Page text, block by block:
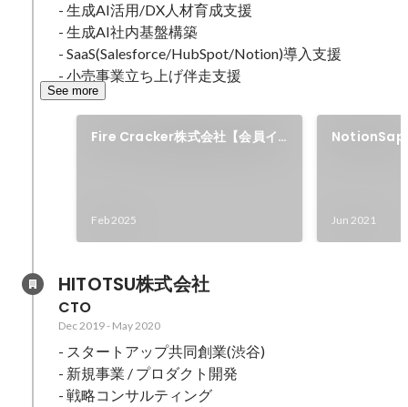
- 生成AI活用/DX人材育成支援
- 生成AI社内基盤構築
- SaaS(Salesforce/HubSpot/Notion)導入支援
- 小売事業立ち上げ伴走支援
See more
Fire Cracker株式会社【会員イ
Feb 2025 Jun 2021
HITOTSU株式会社
CTO
Dec 2019- May 2020
- スタートアップ共同創業(渋谷)
- 新規事業 / プロダクト開発
- 戦略コンサルティング